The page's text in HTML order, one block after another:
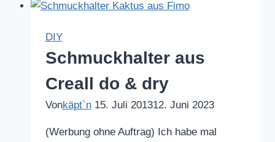
DIY
Schmuckhalter aus
Creall do & dry
Vonkäpt`n 15. Juli 201312. Juni 2023
(Werbung ohne Auftrag) Ich habe mal